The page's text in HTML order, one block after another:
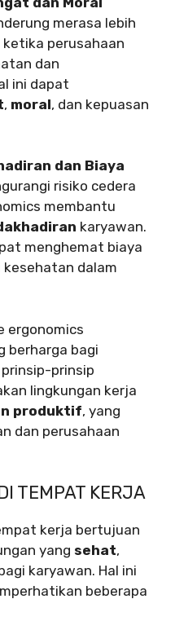
merasa lebih
perusahaan
dan
ini dapat
, moral, dan kepuasan
dan Biaya
risiko cedera
membantu
karyawan.
menghemat biaya
dalam
ergonomics
berharga bagi
prinsip
lingkungan kerja
produktif, yang
dan perusahaan
TEMPAT KERJA
kerja bertujuan
yang sehat,
karyawan. Hal ini
beberapa